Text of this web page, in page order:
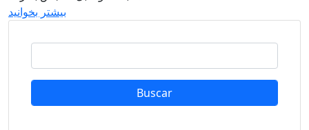
بیشتر بخوانید